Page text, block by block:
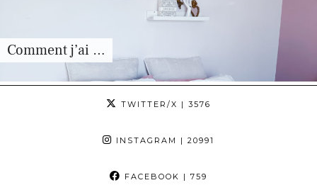
Comment j’ai …
TWITTER/X | 3576
INSTAGRAM | 20991
FACEBOOK | 759